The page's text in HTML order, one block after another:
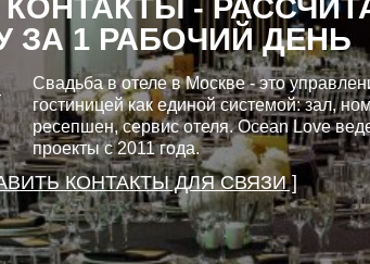
Свадьба в отеле в Москве - это
гостиницей как единой системой: зал,
ресепшен, сервис отеля. Ocean Love
проекты с 2011 года.
КОНТАКТЫ ДЛЯ СВЯЗИ ]
КОНТАКТЫ -
ЗА 1 РАБОЧИЙ ДЕНЬ